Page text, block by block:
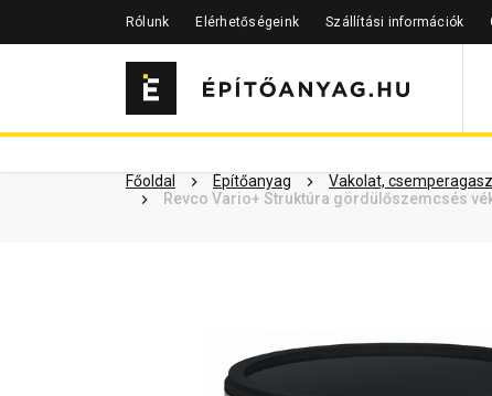
Rólunk Elérhetőségeink Szállítási információk
Főoldal Építőanyag Vakolat,
Revco Vario+ Struktúra gördülőszemcsés
Szükséged lehet rá